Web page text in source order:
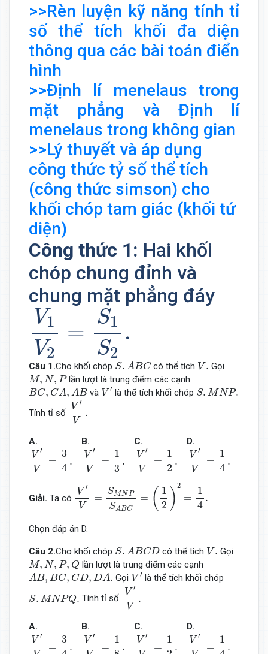
>>Rèn luyện kỹ năng tính tỉ
số thể tích khối đa diện
thông qua các bài toán điển
hình
>>Định lí menelaus trong
mặt phẳng và Định lí
menelaus trong không gian
>>Lý thuyết và áp dụng
công thức tỷ số thể tích
(công thức simson) cho
khối chóp tam giác (khối tứ
diện)
Công thức 1: Hai khối
chóp chung đỉnh và
chung mặt phẳng đáy
V1
V2
=
S1
S2
.
V1V2 =S1 S2.
Câu 1.Cho khối chóp S. ABC
S. BC có thể tích V.
V. Gọi
M, N, P
M,N,P lần lượt là trung điểm các cạnh
BC, CA, AB
BC,C A, A và V ′
V′
là thể tích khối chóp S. MNP.
S. MNP.
Tính tỉ số
V ′
V
.
V′V.
A.
V ′
V
=
3
4
.
V′V .
B.
V ′
V
=
1
3
.
V′V .
C.
V ′
V
=
1
2
.
V′V .
D.
V ′
V
=
1
4
.
V′V .
Giải. Ta có
V ′
V
=
SMNP
SABC
= ( 1
2 ) 2
=
1
4
.
V ( 2 2
Chọn đáp án D.
Câu 2.Cho khối chóp S. ABCD
S. BCD có thể tích V.
V. Gọi
M, N, P, Q
M,N,P, Q lần lượt là trung điểm các cạnh
AB, BC, CD, DA.
A B,B C,CD,DA. Gọi V ′
V′
là thể tích khối chóp
S. MNPQ.
S. MNPQ. Tính tỉ số
V ′
V
.
V′V
A.
V ′
=
3
.
V′V .
B.
V ′
=
1
.
V′V .
C.
V ′
=
1
.
V′V .
D.
V ′
=
1
.
V′V .